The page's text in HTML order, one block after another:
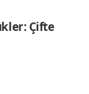
Çifte